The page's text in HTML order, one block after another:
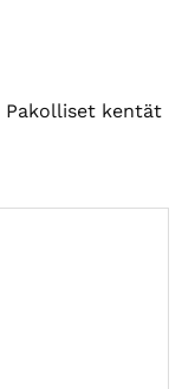
Pakolliset kentät